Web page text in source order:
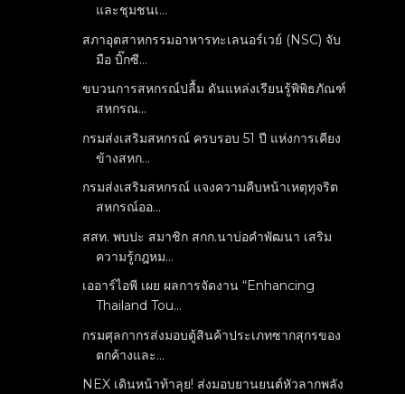
และชุมชนเ...
สภาอุตสาหกรรมอาหารทะเลนอร์เวย์ (NSC) จับ
มือ บิ๊กซี...
ขบวนการสหกรณ์ปลื้ม ดันแหล่งเรียนรู้พิพิธภัณฑ์
สหกรณ...
กรมส่งเสริมสหกรณ์ ครบรอบ 51 ปี แห่งการเคียง
ข้างสหก...
กรมส่งเสริมสหกรณ์ แจงความคืบหน้าเหตุทุจริต
สหกรณ์ออ...
สสท. พบปะ สมาชิก สกก.นาบ่อคำพัฒนา เสริม
ความรู้กฎหม...
เออาร์ไอพี เผย ผลการจัดงาน “Enhancing
Thailand Tou...
กรมศุลกากรส่งมอบตู้สินค้าประเภทซากสุกรของ
ตกค้างและ...
NEX เดินหน้าท้าลุย! ส่งมอบยานยนต์หัวลากพลัง